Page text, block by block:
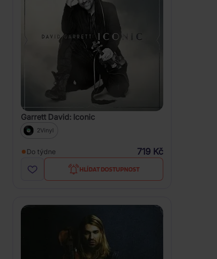
Garrett David: Iconic
2Vinyl
Do týdne 719 Kč
HLÍDAT DOSTUPNOST